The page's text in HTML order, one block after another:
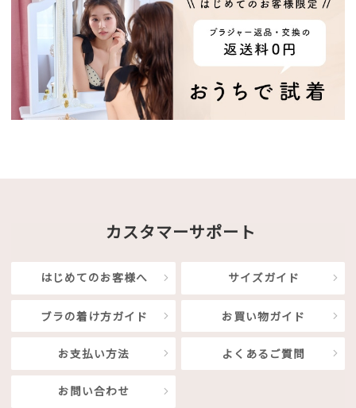
カスタマーサポート
はじめてのお客様へ サイズガイド
ブラの着け方ガイド お買い物ガイド
お支払い方法 よくあるご質問
お問い合わせ